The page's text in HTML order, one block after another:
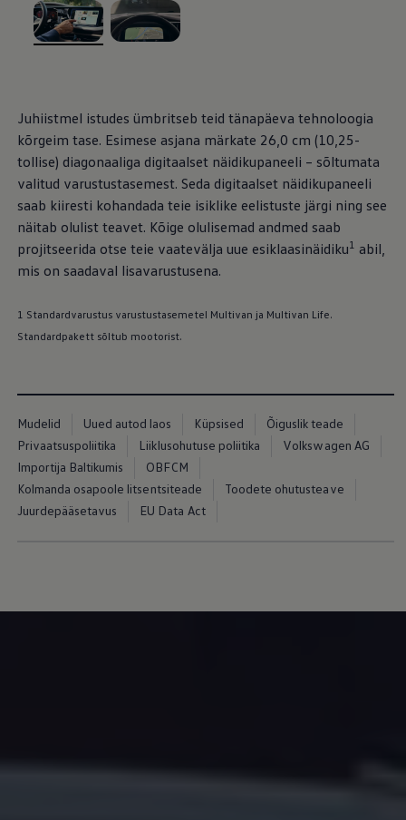
Mootoriõli ja töövedelikud
Veljed ja rehvid
Avarii- ja rikkeabi
Meelelahutus ja elektroonika
Isikupärastamine
Seinalaadija ja laadimiskaablid
Klienditeave
Ringlussevõtt ja tagastamine
Tagasikutsumiskampaaniad
Hoiatus- ja märgutuled
Teie Volkswageni uusimad
Teie Volkswageni uusimad
Digitaalne juhend
, /
Juhiistmel istudes ümbritseb teid tänapäeva tehnoloogia
kõrgeim tase. Esimese asjana märkate 26,0 cm (10,25-
tollise) diagonaaliga digitaalset näidikupaneeli – sõltumata
valitud varustustasemest. Seda digitaalset näidikupaneeli
saab kiiresti kohandada teie isiklike eelistuste järgi ning see
näitab olulist teavet. Kõige olulisemad andmed saab
projitseerida otse teie vaatevälja uue esiklaasinäidiku1 abil,
mis on saadaval lisavarustusena.
1 Standardvarustus varustustasemetel Multivan ja Multivan Life.
Standardpakett sõltub mootorist.
Mudelid Uued autod laos Küpsised
Õiguslik teade
Privaatsuspoliitika
Liiklusohutuse poliitika
Volkswagen AG
Importija Baltikumis
OBFCM
Kolmanda osapoole litsentsiteade
Toodete ohutusteave
Juurdepääsetavus
EU Data Act